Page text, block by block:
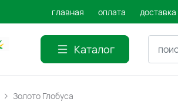
главная оплата доставка
Каталог
Золото Глобуса